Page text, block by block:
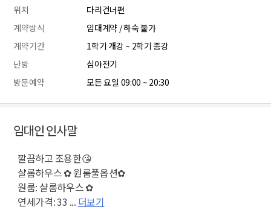
위치
다리건너편
계약방식
임대계약 / 하숙 불가
계약기간
1학기 개강 ~ 2학기 종강
난방
심야전기
방문예약
모든 요일 09:00 ~ 20:30
임대인 인사말
깔끔하고 조용한😘
샬롬하우스 ✿ 원룸풀옵션✿
원룸: 샬롬하우스 ✿
연세가격: 33 ... 더보기